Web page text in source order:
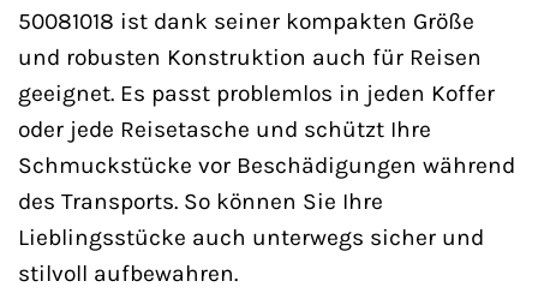
50081018 ist dank seiner kompakten Größe
und robusten Konstruktion auch für Reisen
geeignet. Es passt problemlos in jeden Koffer
oder jede Reisetasche und schützt Ihre
Schmuckstücke vor Beschädigungen während
des Transports. So können Sie Ihre
Lieblingsstücke auch unterwegs sicher und
stilvoll aufbewahren.